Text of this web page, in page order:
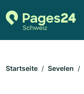
Startseite Sevelen